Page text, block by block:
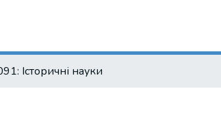
Історичні науки